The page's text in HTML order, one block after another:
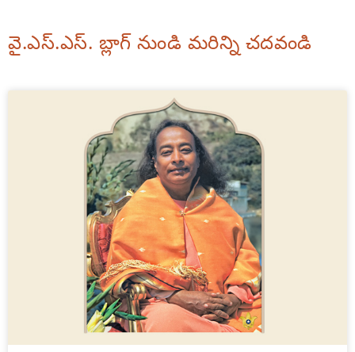
వై.ఎస్.ఎస్. బ్లాగ్ నుండి మరిన్ని చదవండి